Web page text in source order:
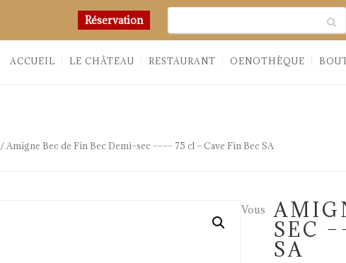
Réservation Chercher
ACCUEIL LE CHÂTEAU RESTAURANT OENOTHÈQUE
/ Amigne Bec de Fin Bec Demi–sec –––– 75 cl – Cave Fin Bec SA
SEC
SA
Vous